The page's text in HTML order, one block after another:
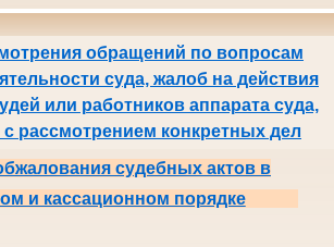
обращений по вопросам
суда, жалоб на действия
или работников аппарата суда,
рассмотрением конкретных дел
судебных актов в
и кассационном порядке